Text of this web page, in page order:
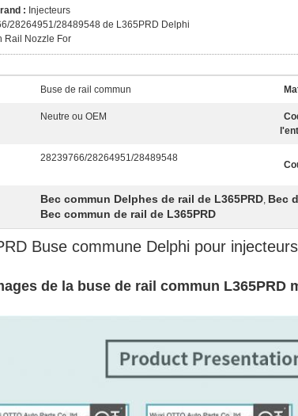
: Injecteurs
28264951/28489548 de L365PRD Delphi
Rail Nozzle For
Buse de rail commun
Neutre ou OEM
28239766/28264951/28489548
Bec commun Delphes de rail de L365PRD, Bec
Bec commun de rail de L365PRD
Buse commune Delphi pour
de la buse de rail commun L365PRD